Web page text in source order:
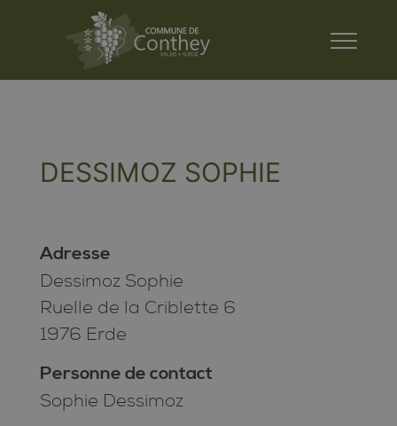
DESSIMOZ SOPHIE
Adresse
Dessimoz Sophie
Ruelle de la Criblette 6
1976 Erde
Personne de contact
Sophie Dessimoz